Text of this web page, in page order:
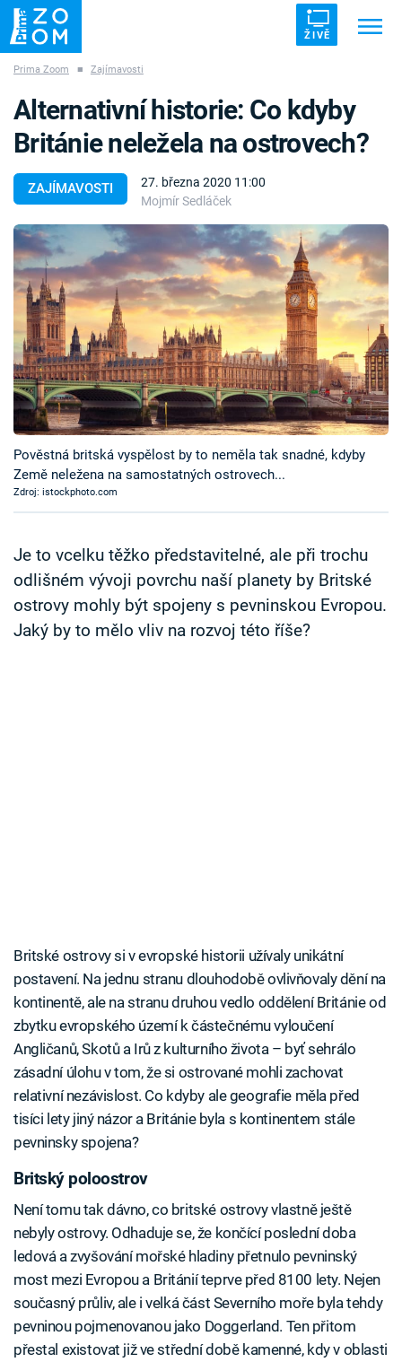
ŽIVĚ
ZÁHADY VETŘELCI DÁVNOVĚKU
Témata
Témata
Pořady
TV Program
Časopis
Sledujte prima+
Přihlášení
Sledujte nás
Prima Zoom ■ Zajímavosti
ZAJÍMAVOSTI
27. března 2020 11:00
Mojmír Sedláček
Alternativní historie: Co kdyby
Británie neležela na ostrovech?
Pověstná britská vyspělost by to neměla tak snadné, kdyby
Země neležena na samostatných ostrovech...
Zdroj: istockphoto.com
Je to vcelku těžko představitelné, ale při trochu
odlišném vývoji povrchu naší planety by Britské
ostrovy mohly být spojeny s pevninskou Evropou.
Jaký by to mělo vliv na rozvoj této říše?
Britské ostrovy si v evropské historii užívaly unikátní
postavení. Na jednu stranu dlouhodobě ovlivňovaly dění na
kontinentě, ale na stranu druhou vedlo oddělení Británie od
zbytku evropského území k částečnému vyloučení
Angličanů, Skotů a Irů z kulturního života – byť sehrálo
zásadní úlohu v tom, že si ostrované mohli zachovat
relativní nezávislost. Co kdyby ale geografie měla před
tisíci lety jiný názor a Británie byla s kontinentem stále
pevninsky spojena?
Britský poloostrov
Není tomu tak dávno, co britské ostrovy vlastně ještě
nebyly ostrovy. Odhaduje se, že končící poslední doba
ledová a zvyšování mořské hladiny přetnulo pevninský
most mezi Evropou a Británií teprve před 8100 lety. Nejen
současný průliv, ale i velká část Severního moře byla tehdy
pevninou pojmenovanou jako Doggerland. Ten přitom
přestal existovat již ve střední době kamenné, kdy v oblasti